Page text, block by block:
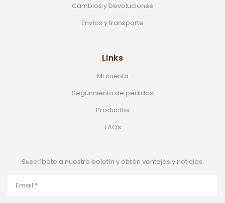
Cambios y Devoluciones
Envíos y transporte
Links
Mi cuenta
Seguimiento de pedidos
Productos
FAQs
Suscríbete a nuestro boletín y obtén ventajas y noticias.